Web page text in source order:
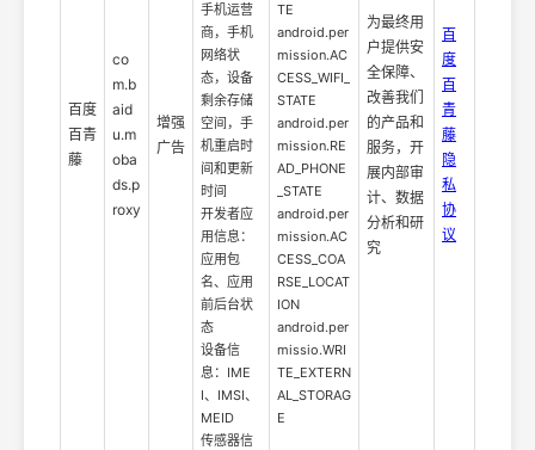
百度
百青
藤
co
m.b
aid
u.m
oba
ds.p
roxy
增强
广告
手机运营
商，手机
网络状
态，设备
剩余存储
空间，手
机重启时
间和更新
时间
开发者应
用信息：
应用包
名、应用
前后台状
态
设备信
息：IME
I、IMSI、
MEID
传感器信
TE
android.per
mission.AC
CESS_WIFI_
STATE
android.per
mission.RE
AD_PHONE
_STATE
android.per
mission.AC
CESS_COA
RSE_LOCAT
ION
android.per
missio.WRI
TE_EXTERN
AL_STORAG
E
为最终用
户提供安
全保障、
改善我们
的产品和
服务，开
展内部审
计、数据
分析和研
究
百
度
百
青
藤
隐
私
协
议